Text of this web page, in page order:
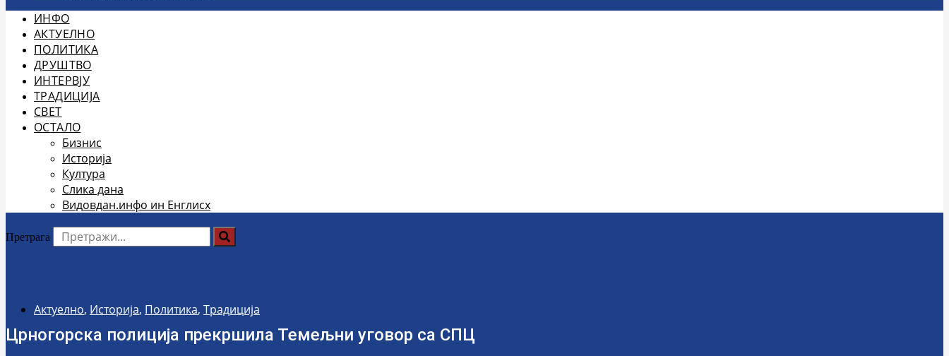
ИНФО
АКТУЕЛНО
ПОЛИТИКА
ДРУШТВО
ИНТЕРВЈУ
ТРАДИЦИЈА
СВЕТ
ОСТАЛО
Бизнис
Историја
Култура
Слика дана
Видовдан.инфо ин Енглисх
Претрага
Актуелно, Историја, Политика, Традиција
Црногорска полиција прекршила Темељни уговор са СПЦ